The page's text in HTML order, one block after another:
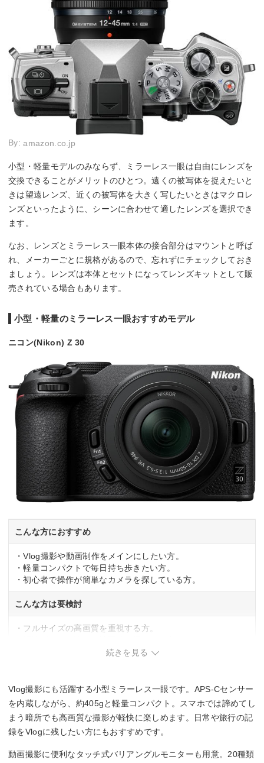
By:amazon.co.jp
小型・軽量モデルのみならず、ミラーレス一眼は自由にレンズを
交換できることがメリットのひとつ。遠くの被写体を捉えたいと
きは望遠レンズ、近くの被写体を大きく写したいときはマクロレ
ンズといったように、シーンに合わせて適したレンズを選択でき
ます。
なお、レンズとミラーレス一眼本体の接合部分はマウントと呼ば
れ、メーカーごとに規格があるので、忘れずにチェックしておき
ましょう。レンズは本体とセットになってレンズキットとして販
売されている場合もあります。
小型・軽量のミラーレス一眼おすすめモデル
ニコン(Nikon) Z 30
こんな方におすすめ
・Vlog撮影や動画制作をメインにしたい方。
・軽量コンパクトで毎日持ち歩きたい方。
・初心者で操作が簡単なカメラを探している方。
こんな方は要検討
・フルサイズの高画質を重視する方。
続きを見る
Vlog撮影にも活躍する小型ミラーレス一眼です。APS-Cセンサー
を内蔵しながら、約405gと軽量コンパクト。スマホでは諦めてし
まう暗所でも高画質な撮影が軽快に楽しめます。日常や旅行の記
録をVlogに残したい方にもおすすめです。
動画撮影に便利なタッチ式バリアングルモニターも用意。20種類